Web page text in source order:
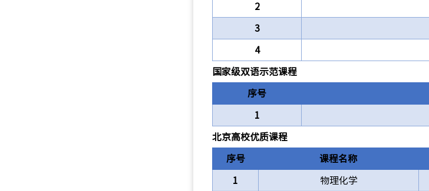
2
3
4
国家级双语示范课程
序号
1
北京高校优质课程
序号 课程名称
1 物理化学